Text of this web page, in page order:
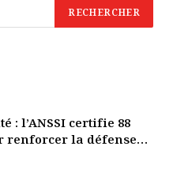
: l’ANSSI certifie 88
renforcer la défense
la Côte d’Ivoire